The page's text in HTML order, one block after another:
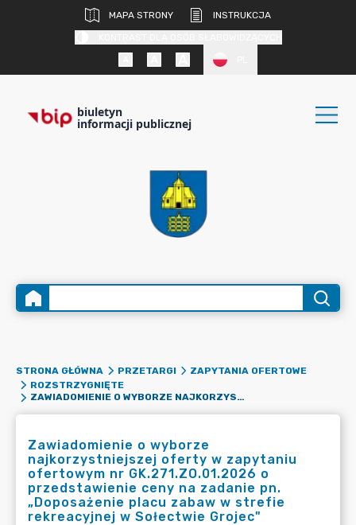
MAPA STRONY
INSTRUKCJA
biuletyn
informacji publicznej
STRONA GŁÓWNA PRZETARGI
ZAPYTANIA OFERTOWE
ROZSTRZYGNIĘTE
ZAWIADOMIENIE O WYBORZE NAJKORZYSTNIEJSZEJ OFERTY W ZAPYTANIU OFERTOWYM NR GK.271.ZO.01.2026 O PRZEDSTAWIENIE CENY NA ZADANIE PN. „DOPOSAŻENIE PLACU ZABAW W STREFIE REKREACYJNEJ W SOŁECTWIE GROJEC"
Zawiadomienie o wyborze
najkorzystniejszej oferty w zapytaniu
ofertowym nr GK.271.ZO.01.2026 o
przedstawienie ceny na zadanie pn.
„Doposażenie placu zabaw w strefie
rekreacyjnej w Sołectwie Grojec"